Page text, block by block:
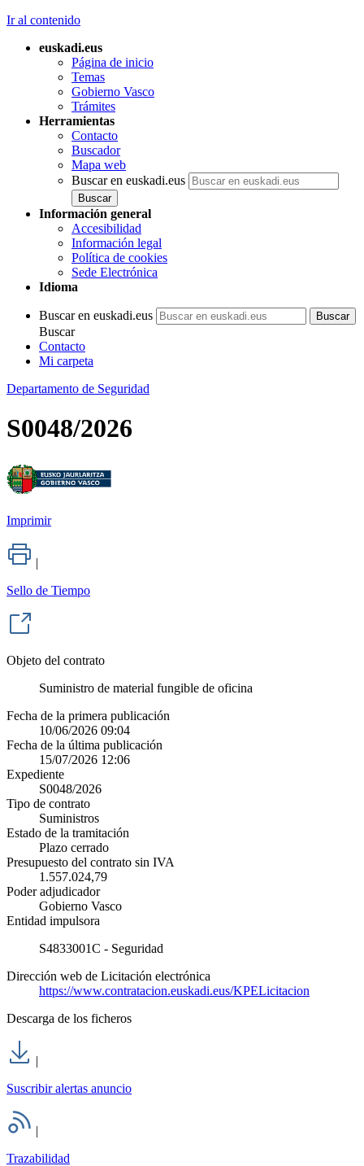
Ir al contenido
euskadi.eus
Página de inicio
Temas
Gobierno Vasco
Trámites
Herramientas
Contacto
Buscador
Mapa web
Buscar en euskadi.eus
Información general
Accesibilidad
Información legal
Política de cookies
Sede Electrónica
Idioma
Buscar en euskadi.eus
Buscar
Contacto
Mi carpeta
Departamento de Seguridad
S0048/2026
Imprimir
|
Sello de Tiempo
Objeto del contrato
Suministro de material fungible de oficina
Fecha de la primera publicación
10/06/2026 09:04
Fecha de la última publicación
15/07/2026 12:06
Expediente
S0048/2026
Tipo de contrato
Suministros
Estado de la tramitación
Plazo cerrado
Presupuesto del contrato sin IVA
1.557.024,79
Poder adjudicador
Gobierno Vasco
Entidad impulsora
S4833001C - Seguridad
Dirección web de Licitación electrónica
https://www.contratacion.euskadi.eus/KPELicitacion
Descarga de los ficheros
|
Suscribir alertas anuncio
|
Trazabilidad